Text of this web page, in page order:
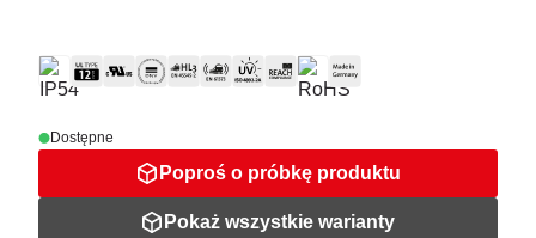
Dostępne
Poproś o próbkę produktu
Pokaż wszystkie warianty